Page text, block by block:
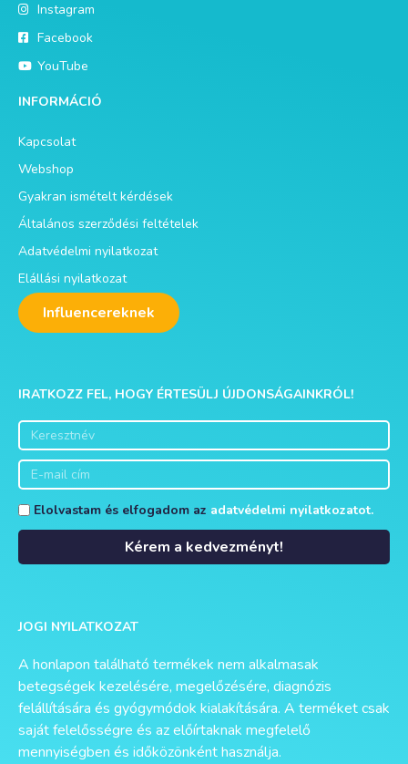
Instagram
Facebook
YouTube
INFORMÁCIÓ
Kapcsolat
Webshop
Gyakran ismételt kérdések
Általános szerződési feltételek
Adatvédelmi nyilatkozat
Elállási nyilatkozat
Influencereknek
IRATKOZZ FEL, HOGY ÉRTESÜLJ ÚJDONSÁGAINKRÓL!
Elolvastam és elfogadom az adatvédelmi nyilatkozatot.
Kérem a kedvezményt!
JOGI NYILATKOZAT
A honlapon található termékek nem alkalmasak
betegségek kezelésére, megelőzésére, diagnózis
felállítására és gyógymódok kialakítására. A terméket csak
saját felelősségre és az előírtaknak megfelelő
mennyiségben és időközönként használja.